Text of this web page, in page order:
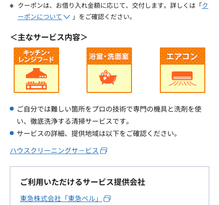
クーポンは、お借り入れ金額に応じて、交付します。詳しくは「ク
ーポンについて
」をご確認ください。
＜主なサービス内容＞
ご自分では難しい箇所をプロの技術で専門の機具と洗剤を使
い、徹底洗浄する清掃サービスです。
サービスの詳細、提供地域は以下をご確認ください。
ハウスクリーニングサ－ビス
ご利用いただけるサービス提供会社
東急株式会社「東急ベル」